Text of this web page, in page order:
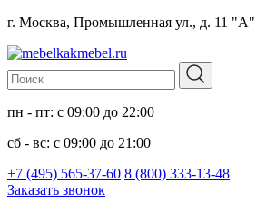
г. Москва, Промышленная ул., д. 11 "А"
пн - пт: с 09:00 до 22:00
сб - вс: с 09:00 до 21:00
+7 (495) 565-37-60 8 (800) 333-13-48
Заказать звонок